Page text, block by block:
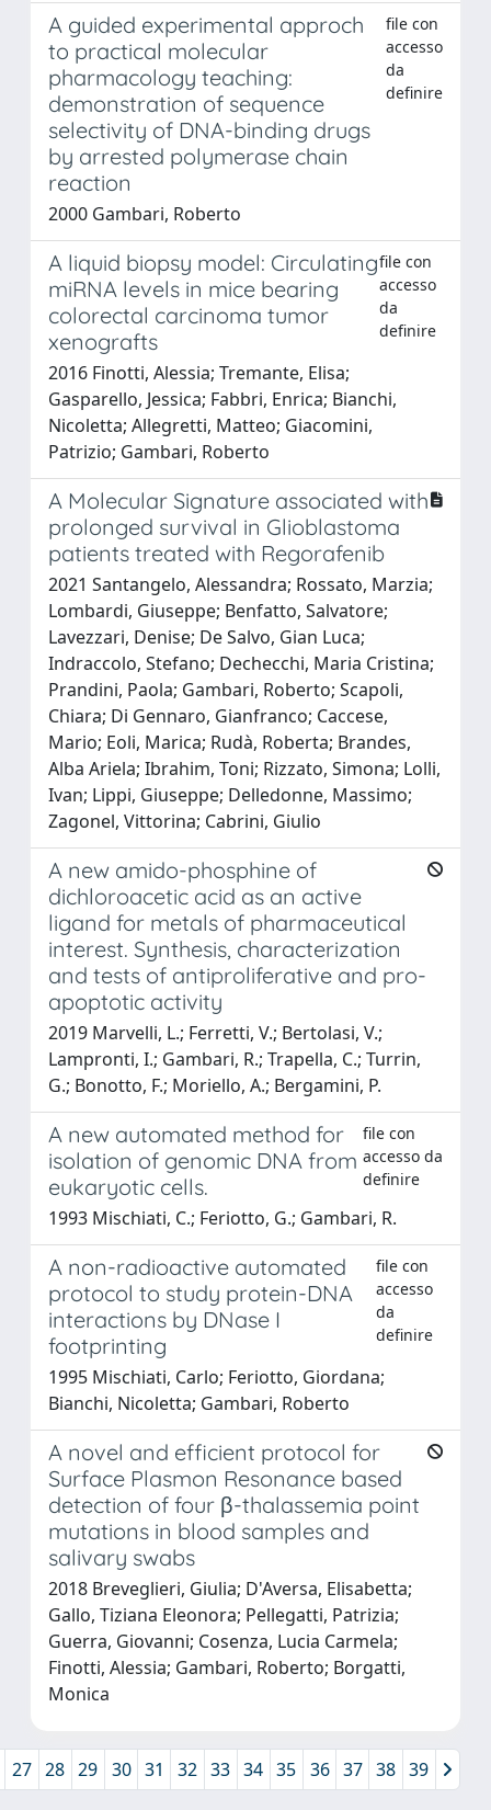
A guided experimental approch
to practical molecular
pharmacology teaching:
demonstration of sequence
selectivity of DNA-binding drugs
by arrested polymerase chain
reaction
file con
accesso
da
definire
2000 Gambari, Roberto
A liquid biopsy model: Circulating
miRNA levels in mice bearing
colorectal carcinoma tumor
xenografts
file con
accesso
da
definire
2016 Finotti, Alessia; Tremante, Elisa;
Gasparello, Jessica; Fabbri, Enrica; Bianchi,
Nicoletta; Allegretti, Matteo; Giacomini,
Patrizio; Gambari, Roberto
A Molecular Signature associated with
prolonged survival in Glioblastoma
patients treated with Regorafenib
2021 Santangelo, Alessandra; Rossato, Marzia;
Lombardi, Giuseppe; Benfatto, Salvatore;
Lavezzari, Denise; De Salvo, Gian Luca;
Indraccolo, Stefano; Dechecchi, Maria Cristina;
Prandini, Paola; Gambari, Roberto; Scapoli,
Chiara; Di Gennaro, Gianfranco; Caccese,
Mario; Eoli, Marica; Rudà, Roberta; Brandes,
Alba Ariela; Ibrahim, Toni; Rizzato, Simona; Lolli,
Ivan; Lippi, Giuseppe; Delledonne, Massimo;
Zagonel, Vittorina; Cabrini, Giulio
A new amido-phosphine of
dichloroacetic acid as an active
ligand for metals of pharmaceutical
interest. Synthesis, characterization
and tests of antiproliferative and pro-
apoptotic activity
2019 Marvelli, L.; Ferretti, V.; Bertolasi, V.;
Lampronti, I.; Gambari, R.; Trapella, C.; Turrin,
G.; Bonotto, F.; Moriello, A.; Bergamini, P.
A new automated method for
isolation of genomic DNA from
eukaryotic cells.
file con
accesso da
definire
1993 Mischiati, C.; Feriotto, G.; Gambari, R.
A non-radioactive automated
protocol to study protein-DNA
interactions by DNase I
footprinting
file con
accesso
da
definire
1995 Mischiati, Carlo; Feriotto, Giordana;
Bianchi, Nicoletta; Gambari, Roberto
A novel and efficient protocol for
Surface Plasmon Resonance based
detection of four β-thalassemia point
mutations in blood samples and
salivary swabs
2018 Breveglieri, Giulia; D'Aversa, Elisabetta;
Gallo, Tiziana Eleonora; Pellegatti, Patrizia;
Guerra, Giovanni; Cosenza, Lucia Carmela;
Finotti, Alessia; Gambari, Roberto; Borgatti,
Monica
27 28 29 30 31 32 33 34 35 36 37 38 39